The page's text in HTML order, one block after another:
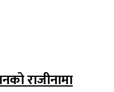
राजीनामा